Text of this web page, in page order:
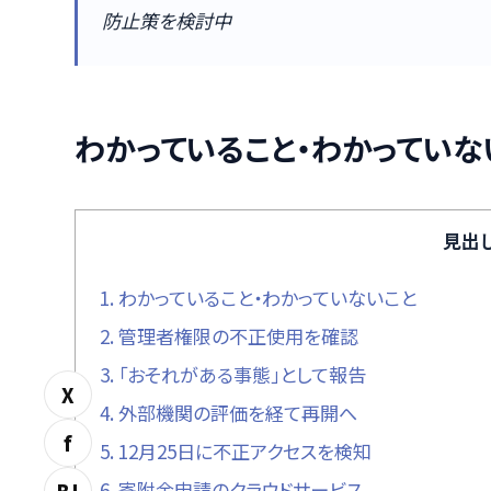
X
f
防止策を検討中
わかっていること・わかってい
見出
1. わかっていること・わかっていないこと
2. 管理者権限の不正使用を確認
3. 「おそれがある事態」として報告
4. 外部機関の評価を経て再開へ
5. 12月25日に不正アクセスを検知